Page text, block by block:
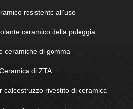
resistente all'uso
ceramico della puleggia
ceramiche di gomma
Ceramica di ZTA
calcestruzzo rivestito di ceramica